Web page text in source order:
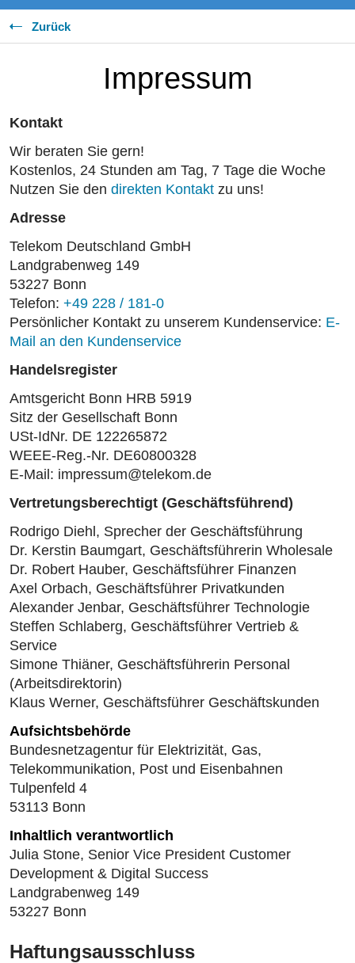
Zurück
Impressum
Kontakt
Wir beraten Sie gern!
Kostenlos, 24 Stunden am Tag, 7 Tage die Woche
Nutzen Sie den direkten Kontakt zu uns!
Adresse
Telekom Deutschland GmbH
Landgrabenweg 149
53227 Bonn
Telefon: +49 228 / 181-0
Persönlicher Kontakt zu unserem Kundenservice: E-
Mail an den Kundenservice
Handelsregister
Amtsgericht Bonn HRB 5919
Sitz der Gesellschaft Bonn
USt-IdNr. DE 122265872
WEEE-Reg.-Nr. DE60800328
E-Mail: impressum@telekom.de
Vertretungsberechtigt (Geschäftsführend)
Rodrigo Diehl, Sprecher der Geschäftsführung
Dr. Kerstin Baumgart, Geschäftsführerin Wholesale
Dr. Robert Hauber, Geschäftsführer Finanzen
Axel Orbach, Geschäftsführer Privatkunden
Alexander Jenbar, Geschäftsführer Technologie
Steffen Schlaberg, Geschäftsführer Vertrieb &
Service
Simone Thiäner, Geschäftsführerin Personal
(Arbeitsdirektorin)
Klaus Werner, Geschäftsführer Geschäftskunden
Aufsichtsbehörde
Bundesnetzagentur für Elektrizität, Gas,
Telekommunikation, Post und Eisenbahnen
Tulpenfeld 4
53113 Bonn
Inhaltlich verantwortlich
Julia Stone, Senior Vice President Customer
Development & Digital Success
Landgrabenweg 149
53227 Bonn
Haftungsausschluss